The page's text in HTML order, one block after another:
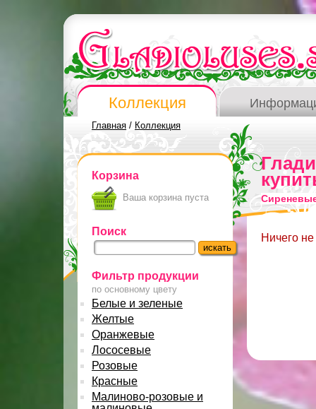
Коллекция
Главная / Коллекция
Корзина
Ваша корзина пуста
Поиск
Фильтр продукции
по основному цвету
Белые и зеленые
Желтые
Оранжевые
Лососевые
Розовые
Красные
Малиново-розовые и
Ничего